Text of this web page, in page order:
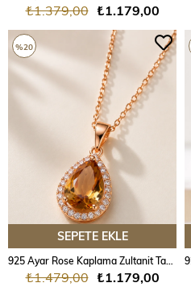
₺1.179,00
₺1.379,00
SEPETE EKLE
925 Ayar Rose Kaplama Zultanit Taşlı Gümüş Kolye
₺1.179,00
₺1.479,00
%20